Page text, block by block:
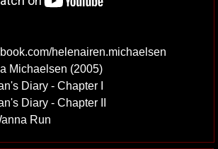
helenairen.michaelsen
Michaelsen (2005)
Diary - Chapter I
Diary - Chapter II
Run